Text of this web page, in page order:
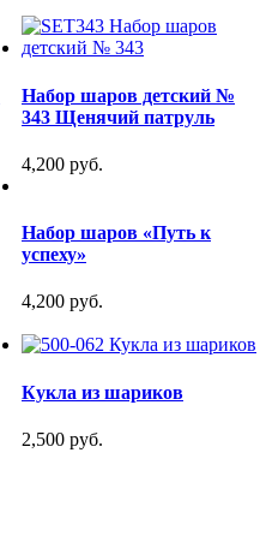
Набор шаров детский №
343 Щенячий патруль
4,200 руб.
Набор шаров «Путь к
успеху»
4,200 руб.
Кукла из шариков
2,500 руб.